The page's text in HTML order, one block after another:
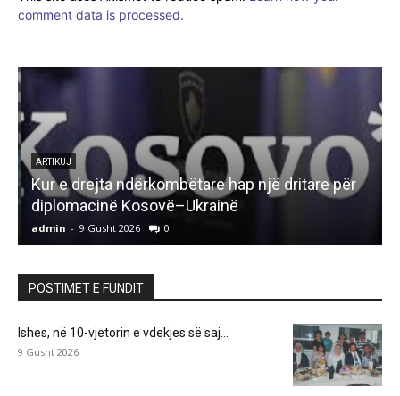
comment data is processed.
ARTIKUJ
Kur e drejta ndërkombëtare hap një dritare për
diplomacinë Kosovë–Ukrainë
admin - 9 Gusht 2026 0
POSTIMET E FUNDIT
Ishes, në 10-vjetorin e vdekjes së saj…
9 Gusht 2026